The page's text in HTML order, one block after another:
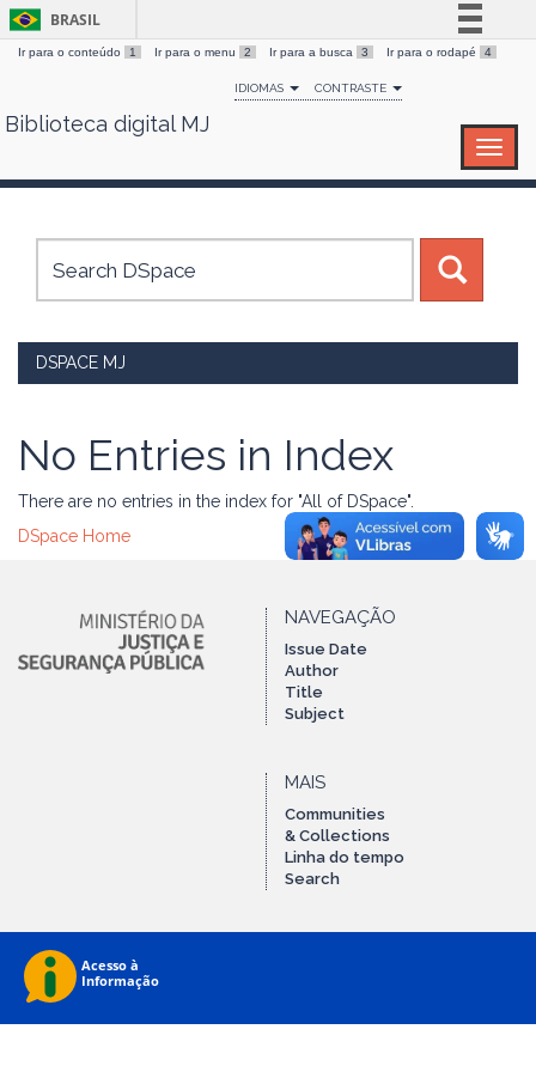
Skip
BRASIL
Simplifique!
Comunica BR
Canais
Ir para o conteúdo 1 Ir para o menu 2 Ir para a busca 3 Ir para o rodapé 4
IDIOMAS CONTRASTE
Biblioteca digital MJ
DSPACE MJ
No Entries in Index
There are no entries in the index for "All of DSpace".
DSpace Home
NAVEGAÇÃO
Issue Date
Author
Title
Subject
MAIS
Communities
& Collections
Linha do tempo
Search